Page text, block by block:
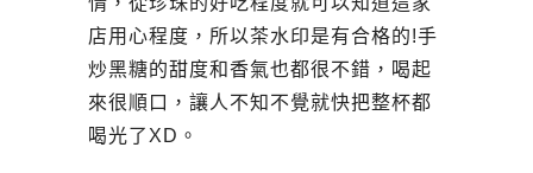
店用心程度，所以茶水印是有合格的!手
炒黑糖的甜度和香氣也都很不錯，喝起
來很順口，讓人不知不覺就快把整杯都
喝光了XD。